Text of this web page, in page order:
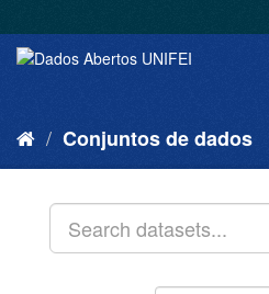
Conjuntos de dados